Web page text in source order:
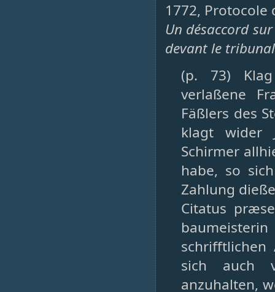
1772, Protocole
Un désaccord
devant le
(p. 73)
verlaßene
Fäßlers des
klagt wider
Schirmer
habe, so
Zahlung
Citatus
sich auch
anzuhalten,